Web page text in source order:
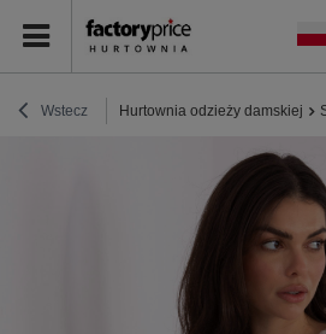
Wstecz Hurtownia odzieży damskiej